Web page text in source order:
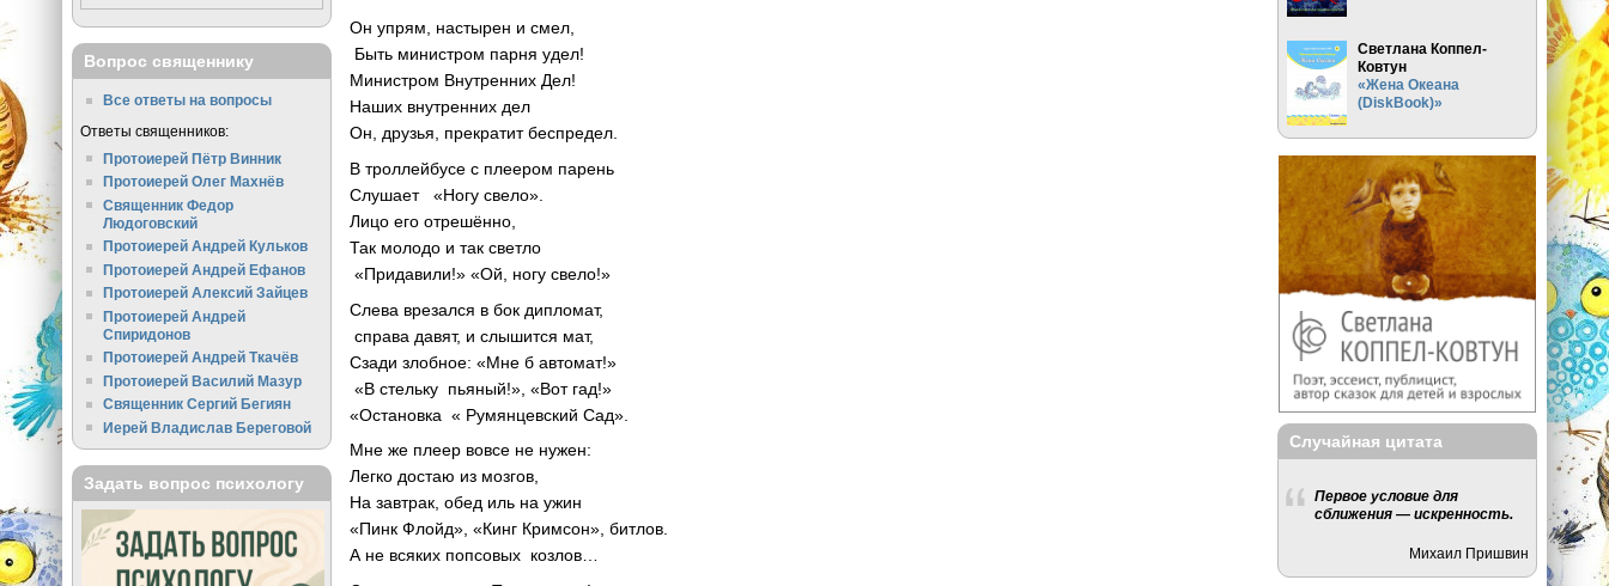
Он упрям, настырен и смел,
Быть министром парня удел!
Министром Внутренних Дел!
Наших внутренних дел
Он, друзья, прекратит беспредел.
В троллейбусе с плеером парень
Слушает «Ногу свело».
Лицо его отрешённо,
Так молодо и так светло
«Придавили!» «Ой, ногу свело!»
Слева врезался в бок дипломат,
справа давят, и слышится мат,
Сзади злобное: «Мне б автомат!»
«В стельку пьяный!», «Вот гад!»
«Остановка « Румянцевский Сад».
Мне же плеер вовсе не нужен:
Легко достаю из мозгов,
На завтрак, обед иль на ужин
«Пинк Флойд», «Кинг Кримсон», битлов.
А не всяких попсовых козлов…
Вопрос священнику
Все ответы на вопросы
Ответы священников:
Протоиерей Пётр Винник
Протоиерей Олег Махнёв
Священник Федор
Людоговский
Протоиерей Андрей Кульков
Протоиерей Андрей Ефанов
Протоиерей Алексий Зайцев
Протоиерей Андрей
Спиридонов
Протоиерей Андрей Ткачёв
Протоиерей Василий Мазур
Священник Сергий Бегиян
Иерей Владислав Береговой
Задать вопрос психологу
Светлана Коппел-
Ковтун
«Жена Океана
(DiskBook)»
Случайная цитата
Первое условие для
сближения — искренность.
Михаил Пришвин